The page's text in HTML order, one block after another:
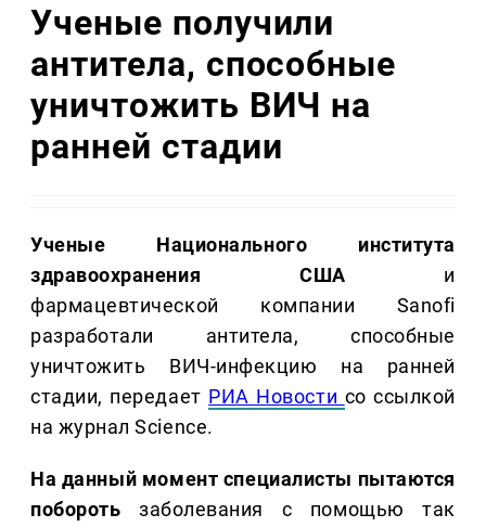
Ученые получили
антитела, способные
уничтожить ВИЧ на
ранней стадии
Ученые Национального института
здравоохранения США и
фармацевтической компании Sanofi
разработали антитела, способные
уничтожить ВИЧ-инфекцию на ранней
стадии, передает РИА Новости со ссылкой
на журнал Science.
На данный момент специалисты пытаются
поборотьзаболевания с помощью так